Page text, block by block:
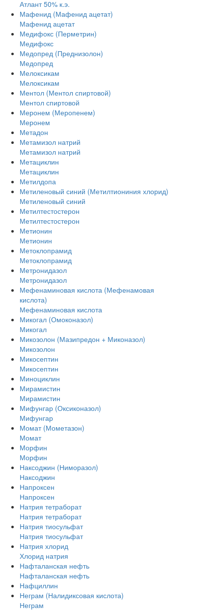
Атлант 50% к.э.
Мафенид (Мафенид ацетат)
Мафенид ацетат
Медифокс (Перметрин)
Медифокс
Медопред (Преднизолон)
Медопред
Мелоксикам
Мелоксикам
Ментол (Ментол спиртовой)
Ментол спиртовой
Меронем (Меропенем)
Меронем
Метадон
Метамизол натрий
Метамизол натрий
Метациклин
Метациклин
Метилдопа
Метиленовый синий (Метилтиониния хлорид)
Метиленовый синий
Метилтестостерон
Метилтестостерон
Метионин
Метионин
Метоклопрамид
Метоклопрамид
Метронидазол
Метронидазол
Мефенаминовая кислота (Мефенамовая
кислота)
Мефенаминовая кислота
Микогал (Омоконазол)
Микогал
Микозолон (Мазипредон + Миконазол)
Микозолон
Микосептин
Микосептин
Миноциклин
Мирамистин
Мирамистин
Мифунгар (Оксиконазол)
Мифунгар
Момат (Мометазон)
Момат
Морфин
Морфин
Наксоджин (Ниморазол)
Наксоджин
Напроксен
Напроксен
Натрия тетраборат
Натрия тетраборат
Натрия тиосульфат
Натрия тиосульфат
Натрия хлорид
Хлорид натрия
Нафталанская нефть
Нафталанская нефть
Нафциллин
Неграм (Налидиксовая кислота)
Неграм